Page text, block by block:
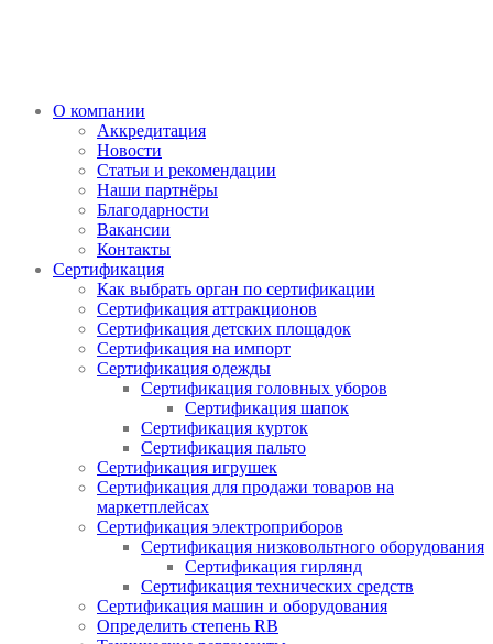
О компании
Аккредитация
Новости
Статьи и рекомендации
Наши партнёры
Благодарности
Вакансии
Контакты
Сертификация
Как выбрать орган по сертификации
Сертификация аттракционов
Сертификация детских площадок
Сертификация на импорт
Сертификация одежды
Сертификация головных уборов
Сертификация шапок
Сертификация курток
Сертификация пальто
Сертификация игрушек
Сертификация для продажи товаров на
маркетплейсах
Сертификация электроприборов
Сертификация низковольтного оборудования
Сертификация гирлянд
Сертификация технических средств
Сертификация машин и оборудования
Определить степень RB